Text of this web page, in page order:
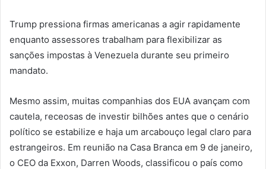
Trump pressiona firmas americanas a agir rapidamente
enquanto assessores trabalham para flexibilizar as
sanções impostas à Venezuela durante seu primeiro
mandato.
Mesmo assim, muitas companhias dos EUA avançam com
cautela, receosas de investir bilhões antes que o cenário
político se estabilize e haja um arcabouço legal claro para
estrangeiros. Em reunião na Casa Branca em 9 de janeiro,
o CEO da Exxon, Darren Woods, classificou o país como